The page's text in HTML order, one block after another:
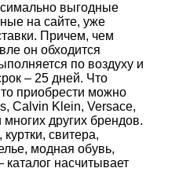
выгодные
на сайте, уже
Причем, чем
он обходится
по воздуху и
– 25 дней. Что
приобрести можно
Calvin Klein, Versace,
других брендов.
свитера,
модная обувь,
насчитывает